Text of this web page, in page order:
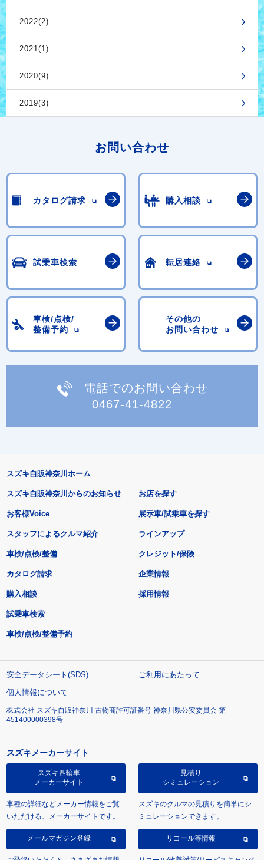
2022(2)
2021(1)
2020(9)
2019(3)
お問い合わせ
カタログ請求 購入相談
試乗車検索 転居連絡
車検/点検/
整備予約
その他の
お問い合わせ
電話でのお問い合わせ
0467-41-4822
スズキ自販神奈川ホーム
スズキ自販神奈川からのお知らせ
お客様Voice
スタッフによるクルマ紹介
お店を探す
展示車/試乗車を探す
ラインアップ
車検/点検/整備 クレジット/保険
カタログ請求
購入相談
試乗車検索
車検/点検/整備予約
企業情報
採用情報
安全データシート(SDS)
ご利用にあたって
個人情報について
株式会社 スズキ自販神奈川 古物商許可証番号 神奈川県公安委員会 第
451400000398号
スズキメーカーサイト
スズキ四輪車
メーカーサイト
車種の詳細などメーカー情報をご覧
いただける、メーカーサイトです。
見積り
シミュレーション
スズキのクルマの見積りを簡単にシ
ミュレーションできます。
メールマガジン登録 リコール等情報